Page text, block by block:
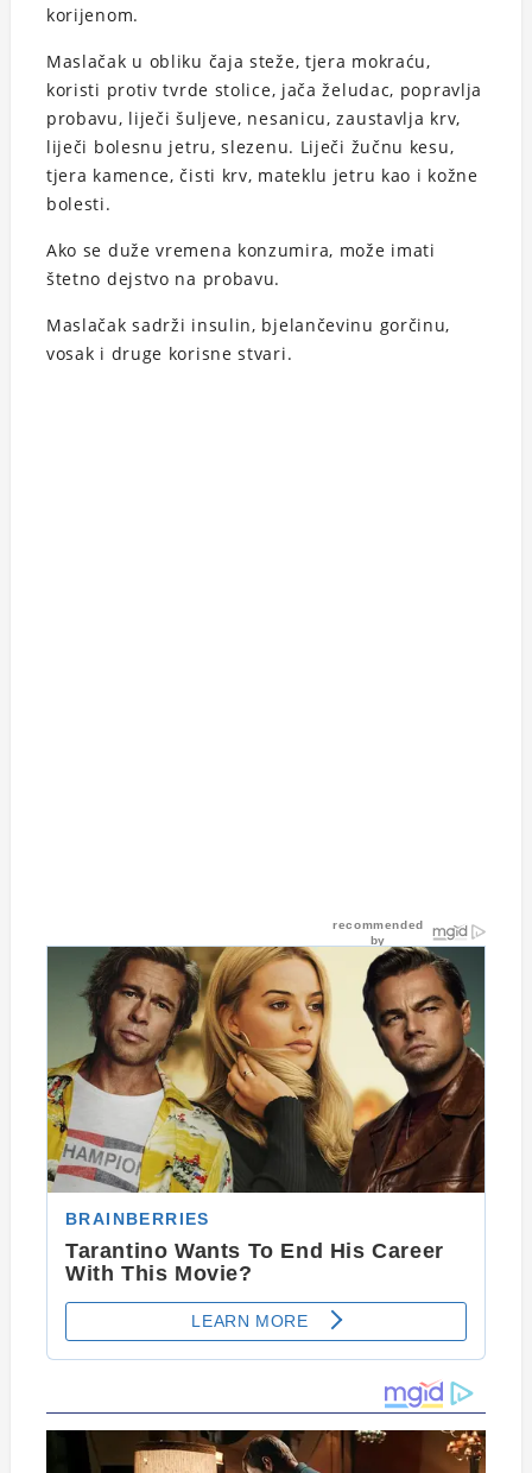
korijenom.
Maslačak u obliku čaja steže, tjera mokraću,
koristi protiv tvrde stolice, jača želudac, popravlja
probavu, liječi šuljeve, nesanicu, zaustavlja krv,
liječi bolesnu jetru, slezenu. Liječi žučnu kesu,
tjera kamence, čisti krv, mateklu jetru kao i kožne
bolesti.
Ako se duže vremena konzumira, može imati
štetno dejstvo na probavu.
Maslačak sadrži insulin, bjelančevinu gorčinu,
vosak i druge korisne stvari.